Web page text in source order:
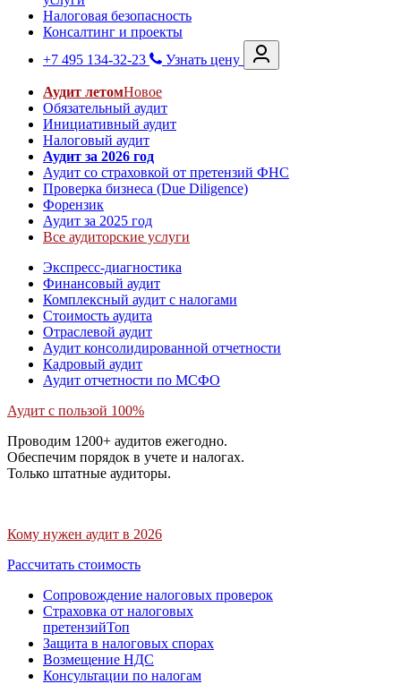
Налоговая безопасность
Консалтинг и проекты
+7 495 134-32-23
Узнать цену
Аудит летомНовое
Обязательный аудит
Инициативный аудит
Налоговый аудит
Аудит за 2026 год
Аудит со страховкой от претензий ФНС
Проверка бизнеса (Due Diligence)
Форензик
Аудит за 2025 год
Все аудиторские услуги
Экспресс-диагностика
Финансовый аудит
Комплексный аудит с налогами
Стоимость аудита
Отраслевой аудит
Аудит консолидированной отчетности
Кадровый аудит
Аудит отчетности по МСФО
Аудит с пользой 100%
Проводим 1200+ аудитов ежегодно.
Обеспечим порядок в учете и налогах.
Только штатные аудиторы.
Кому нужен аудит в 2026
Рассчитать стоимость
Сопровождение налоговых проверок
Страховка от налоговых
претензийТоп
Защита в налоговых спорах
Возмещение НДС
Консультации по налогам